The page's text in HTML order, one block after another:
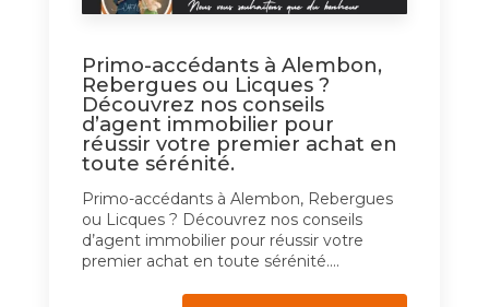
Primo-accédants à Alembon,
Rebergues ou Licques ?
Découvrez nos conseils
d’agent immobilier pour
réussir votre premier achat en
toute sérénité.
Primo-accédants à Alembon, Rebergues
ou Licques ? Découvrez nos conseils
d’agent immobilier pour réussir votre
premier achat en toute sérénité....